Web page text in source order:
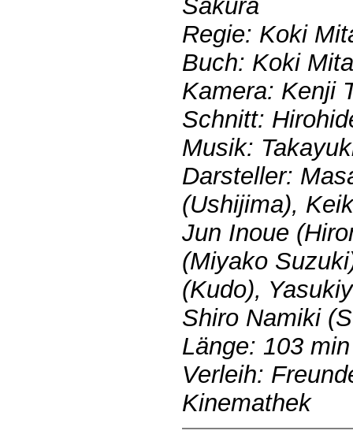
Sakura
Regie: Koki
Buch: Koki
Kamera: Kenji
Schnitt:
Musik:
Darsteller:
(Ushijima),
Jun Inoue
(Miyako
(Kudo),
Shiro Namiki
Länge: 103 min
Verleih:
Kinemathek